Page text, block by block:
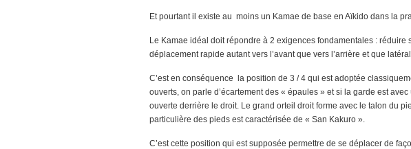
Et pourtant il existe au moins un Kamae de base en Aïkido dans la
Le Kamae idéal doit répondre à 2 exigences fondamentales :
déplacement rapide autant vers l’avant que vers l’arrière et que
C’est en conséquence la position de 3 / 4 qui est adoptée
ouverts, on parle d’écartement des « épaules » et si la garde est
ouverte derrière le droit. Le grand orteil droit forme avec le talon du
particulière des pieds est caractérisée de « San Kakuro ».
C’est cette position qui est supposée permettre de se déplacer de